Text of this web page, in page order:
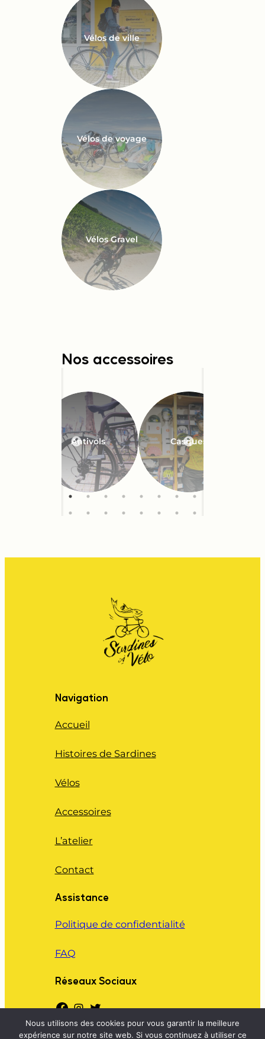
Vélos de ville
Vélos de voyage
Vélos Gravel
Nos accessoires
Antivols Casques
Navigation
Accueil
Histoires de Sardines
Vélos
Accessoires
L’atelier
Contact
Assistance
Politique de confidentialité
FAQ
Réseaux Sociaux
Nous utilisons des cookies pour vous garantir la meilleure
expérience sur notre site web. Si vous continuez à utiliser ce